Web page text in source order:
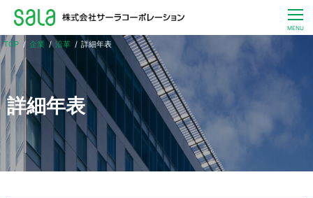
CLOSE
MENU
企業 沿革 詳細年表
詳細年表
お客さま一人ひとりへ
暮らしとエネルギーのサービス
サステナビリティ
ニュース